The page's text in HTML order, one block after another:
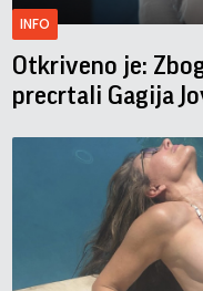
INFO
Otkriveno je:
precrtali Gagija